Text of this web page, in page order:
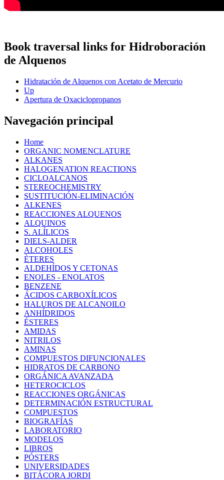
Book traversal links for Hidroboración
de Alquenos
Hidratación de Alquenos con Acetato de Mercurio
Up
Apertura de Oxaciclopropanos
Navegación principal
Home
ORGANIC NOMENCLATURE
ALKANES
HALOGENATION REACTIONS
CICLOALCANOS
STEREOCHEMISTRY
SUSTITUCIÓN-ELIMINACIÓN
ALKENES
REACCIONES ALQUENOS
ALQUINOS
S. ALÍLICOS
DIELS-ALDER
ALCOHOLES
ÈTERES
ALDEHÍDOS Y CETONAS
ENOLES - ENOLATOS
BENZENE
ÁCIDOS CARBOXÍLICOS
HALUROS DE ALCANOILO
ANHÍDRIDOS
ÉSTERES
AMIDAS
NITRILOS
AMINAS
COMPUESTOS DIFUNCIONALES
HIDRATOS DE CARBONO
ORGÁNICA AVANZADA
HETEROCICLOS
REACCIONES ORGÁNICAS
DETERMINACIÓN ESTRUCTURAL
COMPUESTOS
BIOGRAFÍAS
LABORATORIO
MODELOS
LIBROS
PÓSTERS
UNIVERSIDADES
BITÁCORA JORDI